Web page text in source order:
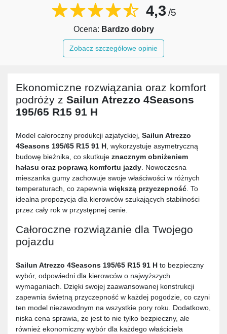
4,3 /5
Ocena: Bardzo dobry
Zobacz szczegółowe opinie
Ekonomiczne rozwiązania oraz komfort
podróży z Sailun Atrezzo 4Seasons
195/65 R15 91 H
Model całoroczny produkcji azjatyckiej, Sailun Atrezzo
4Seasons 195/65 R15 91 H, wykorzystuje asymetryczną
budowę bieżnika, co skutkuje znacznym obniżeniem
hałasu oraz poprawą komfortu jazdy. Nowoczesna
mieszanka gumy zachowuje swoje właściwości w różnych
temperaturach, co zapewnia większą przyczepność. To
idealna propozycja dla kierowców szukających stabilności
przez cały rok w przystępnej cenie.
Całoroczne rozwiązanie dla Twojego
pojazdu
Sailun Atrezzo 4Seasons 195/65 R15 91 H to bezpieczny
wybór, odpowiedni dla kierowców o najwyższych
wymaganiach. Dzięki swojej zaawansowanej konstrukcji
zapewnia świetną przyczepność w każdej pogodzie, co czyni
ten model niezawodnym na wszystkie pory roku. Dodatkowo,
niska cena sprawia, że jest to nie tylko bezpieczny, ale
również ekonomiczny wybór dla każdego właściciela